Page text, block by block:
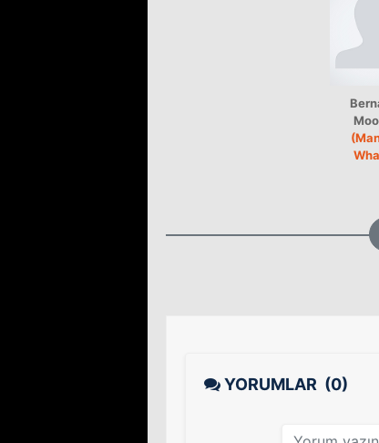
YORUMLAR (0)